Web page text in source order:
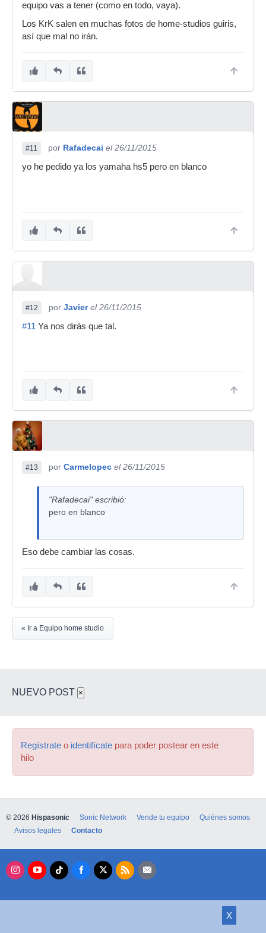
equipo vas a tener (como en todo, vaya).
Los KrK salen en muchas fotos de home-studios guiris,
así que mal no irán.
#11 por Rafadecai el 26/11/2015
yo he pedido ya los yamaha hs5 pero en blanco
#12 por Javier el 26/11/2015
#11 Ya nos dirás que tal.
#13 por Carmelopec el 26/11/2015
"Rafadecai" escribió:
pero en blanco
Eso debe cambiar las cosas.
« Ir a Equipo home studio
NUEVO POST ×
Regístrate o identifícate para poder postear en este
hilo
X
© 2026 Hispasonic Sonic Network Vende tu equipo
Quiénes somos
Avisos legales
Contacto